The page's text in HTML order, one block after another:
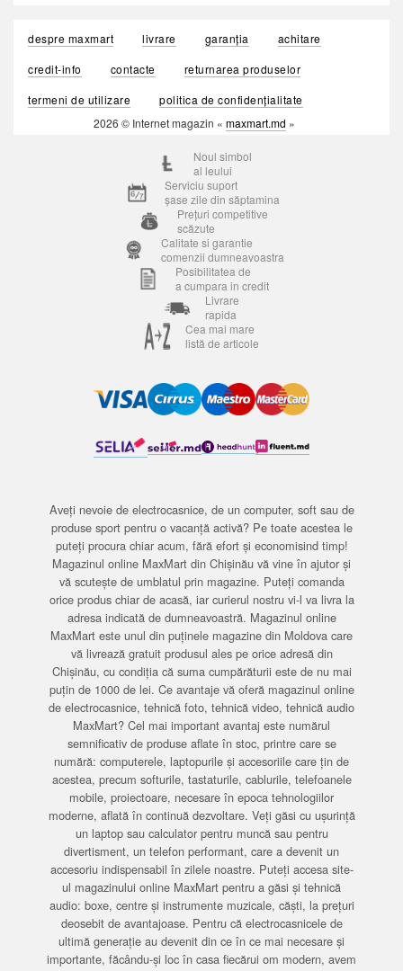
despre maxmart livrare garanția
achitare
credit-info
contacte
returnarea produselor
termeni de utilizare
politica de confidențialitate
2026 © Internet magazin « maxmart.md »
Noul simbol
al leului
Serviciu suport
șase zile din săptamina
Prețuri competitive
scăzute
Calitate si garantie
comenzii dumneavoastra
Posibilitatea de
a cumpara in credit
Livrare
rapida
Cea mai mare
listă de articole
Aveți nevoie de electrocasnice, de un computer, soft sau de
produse sport pentru o vacanță activă? Pe toate acestea le
puteți procura chiar acum, fără efort și economisind timp!
Magazinul online MaxMart din Chișinău vă vine în ajutor și
vă scutește de umblatul prin magazine. Puteți comanda
orice produs chiar de acasă, iar curierul nostru vi-l va livra la
adresa indicată de dumneavoastră. Magazinul online
MaxMart este unul din puținele magazine din Moldova care
vă livrează gratuit produsul ales pe orice adresă din
Chișinău, cu condiția că suma cumpărăturii este de nu mai
puțin de 1000 de lei. Ce avantaje vă oferă magazinul online
de electrocasnice, tehnică foto, tehnică video, tehnică audio
MaxMart? Cel mai important avantaj este numărul
semnificativ de produse aflate în stoc, printre care se
numără: computerele, laptopurile și accesoriile care țin de
acestea, precum softurile, tastaturile, cablurile, telefoanele
mobile, proiectoare, necesare în epoca tehnologiilor
moderne, aflată în continuă dezvoltare. Veți găsi cu ușurință
un laptop sau calculator pentru muncă sau pentru
divertisment, un telefon performant, care a devenit un
accesoriu indispensabil în zilele noastre. Puteți accesa site-
ul magazinului online MaxMart pentru a găsi și tehnică
audio: boxe, centre și instrumente muzicale, căști, la prețuri
deosebit de avantajoase. Pentru că electrocasnicele de
ultimă generație au devenit din ce în ce mai necesare și
importante, făcându-și loc în casa fiecărui om modern, avem